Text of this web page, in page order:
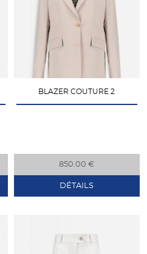
BLAZER COUTURE 2
850.00 €
DÉTAILS